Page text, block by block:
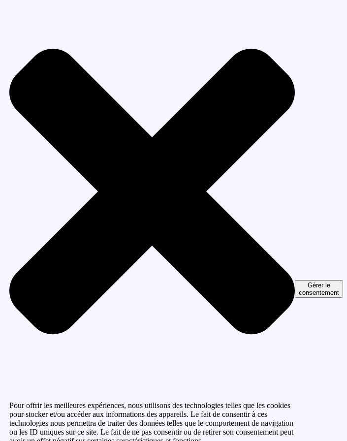
Pour offrir les meilleures expériences, nous utilisons des technologies telles que les cookies
pour stocker et/ou accéder aux informations des appareils. Le fait de consentir à ces
technologies nous permettra de traiter des données telles que le comportement de navigation
ou les ID uniques sur ce site. Le fait de ne pas consentir ou de retirer son consentement peut
Gérer le
consentement